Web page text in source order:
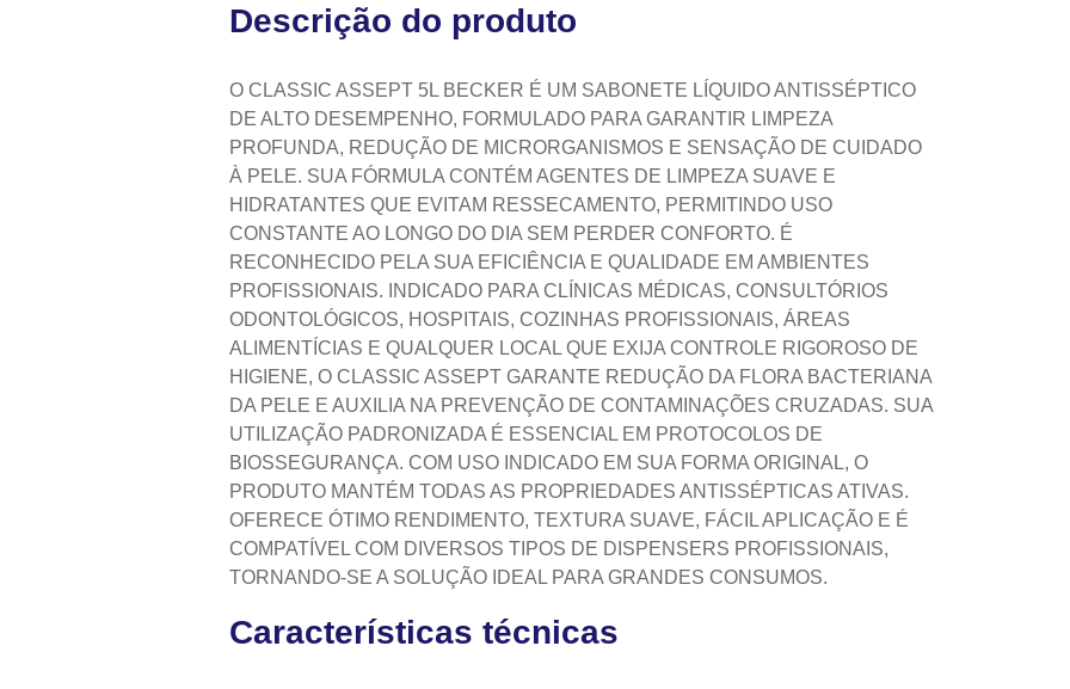
Descrição do produto
O CLASSIC ASSEPT 5L BECKER É UM SABONETE LÍQUIDO ANTISSÉPTICO
DE ALTO DESEMPENHO, FORMULADO PARA GARANTIR LIMPEZA
PROFUNDA, REDUÇÃO DE MICRORGANISMOS E SENSAÇÃO DE CUIDADO
À PELE. SUA FÓRMULA CONTÉM AGENTES DE LIMPEZA SUAVE E
HIDRATANTES QUE EVITAM RESSECAMENTO, PERMITINDO USO
CONSTANTE AO LONGO DO DIA SEM PERDER CONFORTO. É
RECONHECIDO PELA SUA EFICIÊNCIA E QUALIDADE EM AMBIENTES
PROFISSIONAIS. INDICADO PARA CLÍNICAS MÉDICAS, CONSULTÓRIOS
ODONTOLÓGICOS, HOSPITAIS, COZINHAS PROFISSIONAIS, ÁREAS
ALIMENTÍCIAS E QUALQUER LOCAL QUE EXIJA CONTROLE RIGOROSO DE
HIGIENE, O CLASSIC ASSEPT GARANTE REDUÇÃO DA FLORA BACTERIANA
DA PELE E AUXILIA NA PREVENÇÃO DE CONTAMINAÇÕES CRUZADAS. SUA
UTILIZAÇÃO PADRONIZADA É ESSENCIAL EM PROTOCOLOS DE
BIOSSEGURANÇA. COM USO INDICADO EM SUA FORMA ORIGINAL, O
PRODUTO MANTÉM TODAS AS PROPRIEDADES ANTISSÉPTICAS ATIVAS.
OFERECE ÓTIMO RENDIMENTO, TEXTURA SUAVE, FÁCIL APLICAÇÃO E É
COMPATÍVEL COM DIVERSOS TIPOS DE DISPENSERS PROFISSIONAIS,
TORNANDO-SE A SOLUÇÃO IDEAL PARA GRANDES CONSUMOS.
Características técnicas